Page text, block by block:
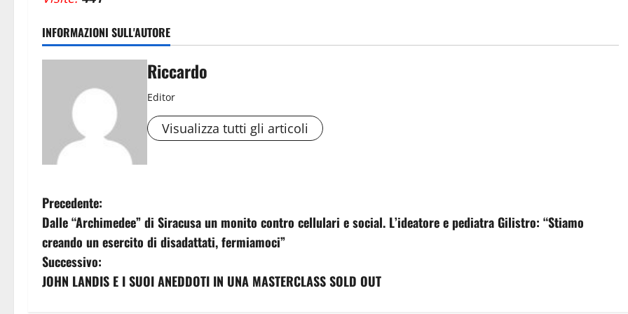
INFORMAZIONI SULL'AUTORE
Riccardo
Editor
Visualizza tutti gli articoli
N
a
v
i
Precedente:
Dalle “Archimedee” di Siracusa un monito contro cellulari e social. L’ideatore e pediatra Gilistro: “Stiamo
creando un esercito di disadattati, fermiamoci”
Successivo:
JOHN LANDIS E I SUOI ANEDDOTI IN UNA MASTERCLASS SOLD OUT